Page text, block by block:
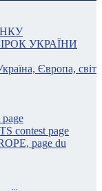
УКРАЇНИ
Європа, світ
contest page
page du